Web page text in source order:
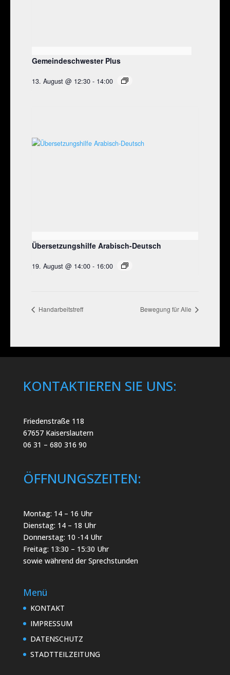
Gemeindeschwester Plus
13. August @ 12:30 - 14:00
Übersetzungshilfe Arabisch-Deutsch
19. August @ 14:00 - 16:00
Handarbeitstreff Bewegung für Alle
KONTAKTIEREN SIE UNS:
Friedenstraße 118
67657 Kaiserslautern
06 31 – 680 316 90
ÖFFNUNGSZEITEN:
Montag: 14 – 16 Uhr
Dienstag: 14 – 18 Uhr
Donnerstag: 10 -14 Uhr
Freitag: 13:30 – 15:30 Uhr
sowie während der Sprechstunden
Menü
KONTAKT
IMPRESSUM
DATENSCHUTZ
STADTTEILZEITUNG